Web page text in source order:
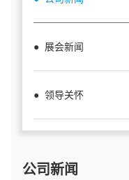
● 展会新闻
● 领导关怀
公司新闻